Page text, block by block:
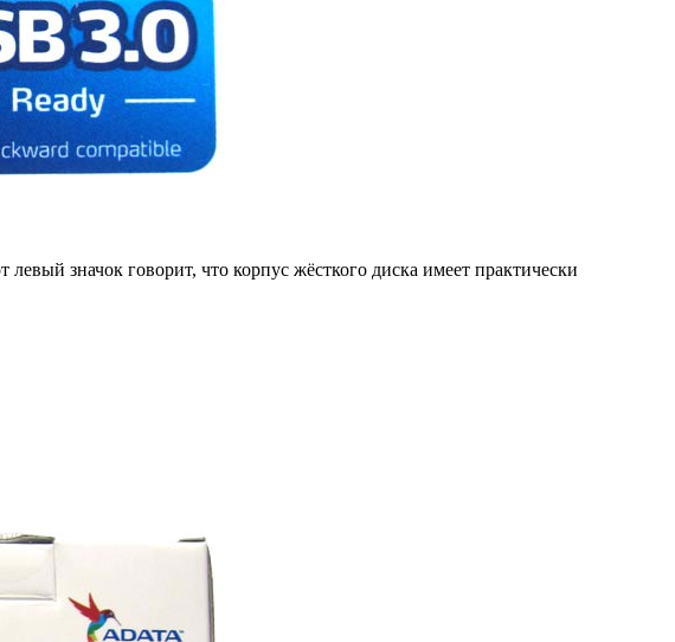
значок говорит, что корпус жёсткого диска имеет практически